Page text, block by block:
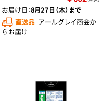
お届け日：8月27日（木）まで
直送品 アールグレイ商会か
らお届け